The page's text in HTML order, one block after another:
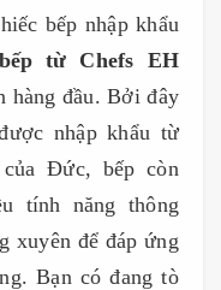
bếp nhập khẩu
bếp từ Chefs EH
hàng đầu. Bởi đây
nhập khẩu từ
Đức, bếp còn
tính năng thông
xuyên để đáp ứng
Bạn có đang tò